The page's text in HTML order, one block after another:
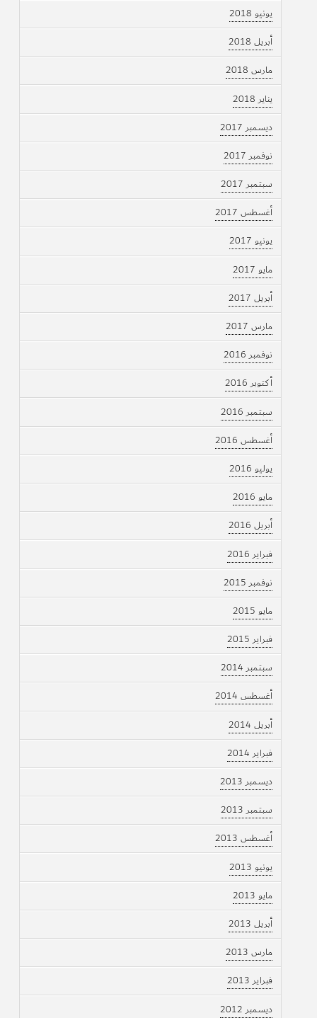
يونيو 2018
أبريل 2018
مارس 2018
يناير 2018
ديسمبر 2017
نوفمبر 2017
سبتمبر 2017
أغسطس 2017
يونيو 2017
مايو 2017
أبريل 2017
مارس 2017
نوفمبر 2016
أكتوبر 2016
سبتمبر 2016
أغسطس 2016
يوليو 2016
مايو 2016
أبريل 2016
فبراير 2016
نوفمبر 2015
مايو 2015
فبراير 2015
سبتمبر 2014
أغسطس 2014
أبريل 2014
فبراير 2014
ديسمبر 2013
سبتمبر 2013
أغسطس 2013
يونيو 2013
مايو 2013
أبريل 2013
مارس 2013
فبراير 2013
ديسمبر 2012